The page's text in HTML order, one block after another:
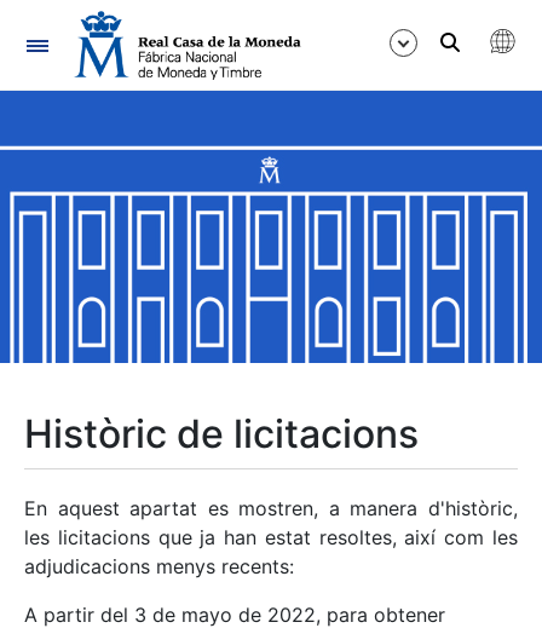
Navegació
Mostra/Amaga
Mostra/Amaga
Mostra/Amaga
Mostra/Amaga
Històric de licitacions
En aquest apartat es mostren, a manera d'històric,
les licitacions que ja han estat resoltes, així com les
adjudicacions menys recents:
A partir del 3 de mayo de 2022, para obtener